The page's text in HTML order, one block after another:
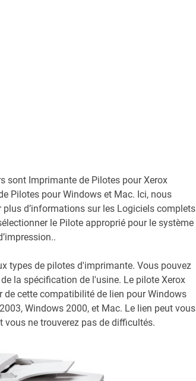
sont Imprimante de Pilotes pour Xerox
Pilotes pour Windows et Mac. Ici, nous
d’informations sur les Logiciels complets
le Pilote approprié pour le système
types de pilotes d'imprimante. Vous pouvez
la spécification de l'usine. Le pilote Xerox
cette compatibilité de lien pour Windows
Windows 2000, et Mac. Le lien peut vous
ne trouverez pas de difficultés.